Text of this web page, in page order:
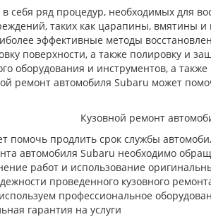
себя ряд процедур, необходимых для
таких как царапины, вмятины
эффективные методы
поверхности, а также полировку и
оборудования и инструментов, а
ремонт автомобиля Subaru может
помочь продлить срок службы
автомобиля Subaru необходимо
работ и использование
проведенного кузовного
профессиональное
гарантия на услуги